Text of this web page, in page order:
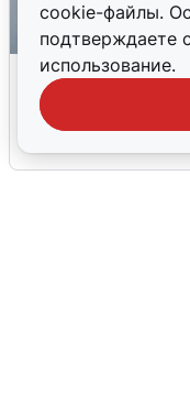
cookie-файлы.
подтверждаете
использование.
Ракетная
области: что